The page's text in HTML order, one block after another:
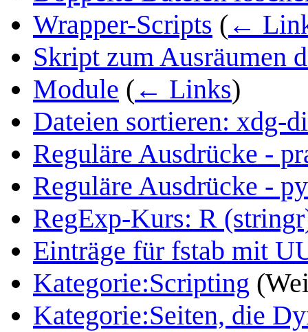
Wrapper-Scripts ( ←
Skript zum Ausräumen
Module ( ← Links)
Dateien sortieren: xdg-
Reguläre Ausdrücke -
Reguläre Ausdrücke -
RegExp-Kurs: R
Einträge für fstab mit
Kategorie:Scripting
Kategorie:Seiten, die